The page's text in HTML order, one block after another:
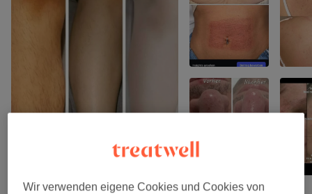
Wir verwenden eigene Cookies und Cookies von